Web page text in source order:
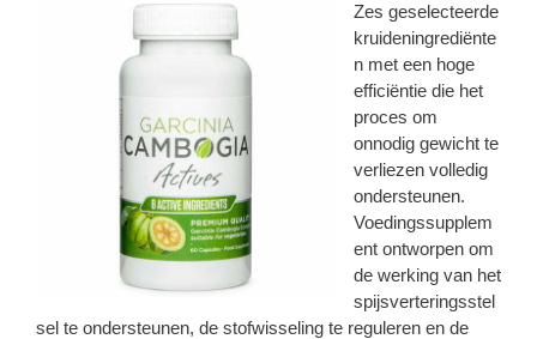
Zes geselecteerde
kruideningrediënte
n met een hoge
efficiëntie die het
proces om
onnodig gewicht te
verliezen volledig
ondersteunen.
Voedingssupplem
ent ontworpen om
de werking van het
spijsverteringsstel
sel te ondersteunen, de stofwisseling te reguleren en de